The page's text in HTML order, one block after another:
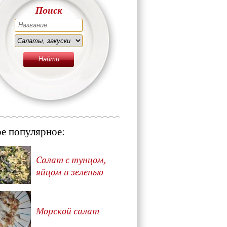
Поиск
популярное:
Салат с тунцом,
яйцом и зеленью
Морской салат